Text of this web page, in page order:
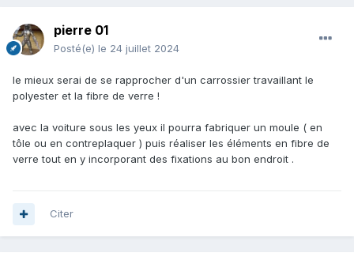
pierre 01
Posté(e) le 24 juillet 2024
le mieux serai de se rapprocher d'un carrossier travaillant le
polyester et la fibre de verre !
avec la voiture sous les yeux il pourra fabriquer un moule ( en
tôle ou en contreplaquer ) puis réaliser les éléments en fibre de
verre tout en y incorporant des fixations au bon endroit .
Citer